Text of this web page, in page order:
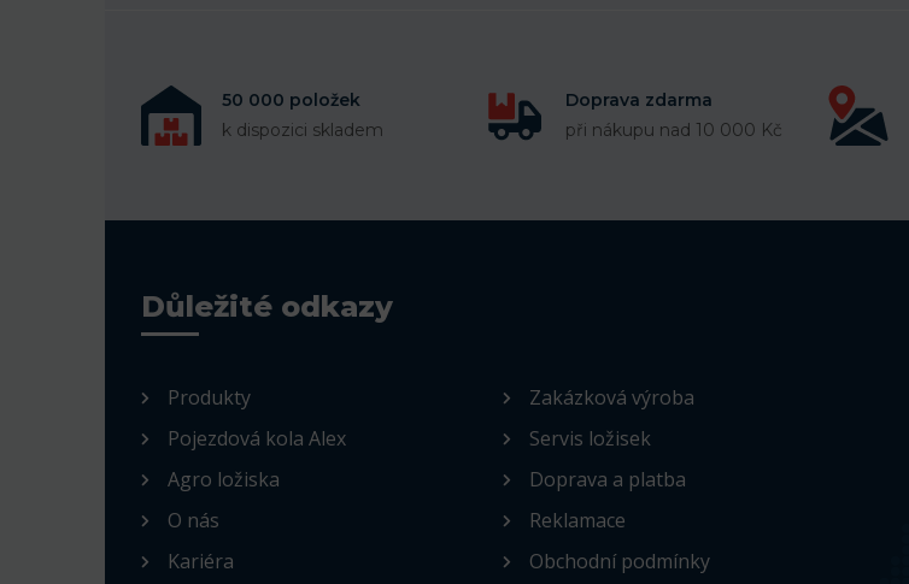
50 000 položek
k dispozici skladem
Doprava zdarma
při nákupu nad 10 000 Kč
Důležité odkazy
Produkty
Pojezdová kola Alex
Agro ložiska
O nás
Kariéra
Zakázková výroba
Servis ložisek
Doprava a platba
Reklamace
Obchodní podmínky